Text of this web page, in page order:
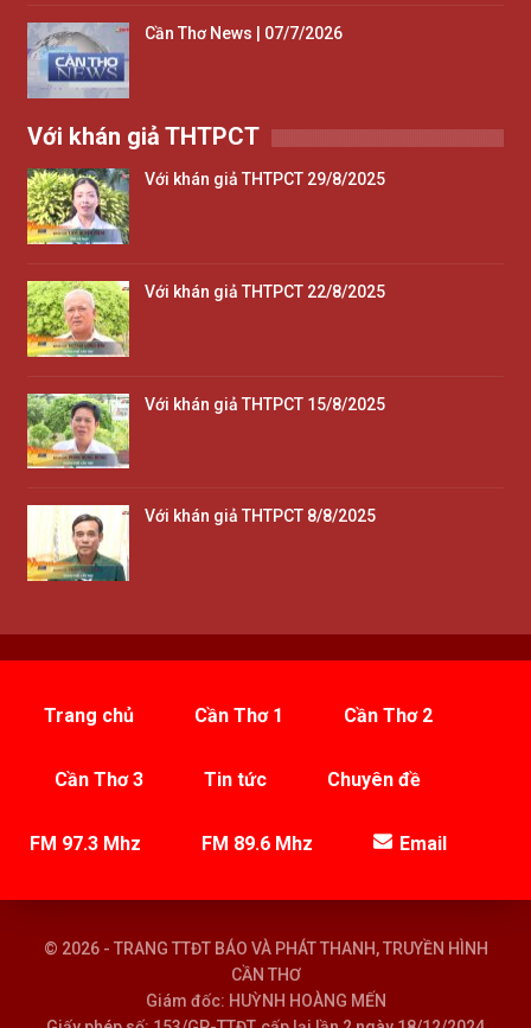
Cần Thơ News | 07/7/2026
Với khán giả THTPCT
Với khán giả THTPCT 29/8/2025
Với khán giả THTPCT 22/8/2025
Với khán giả THTPCT 15/8/2025
Với khán giả THTPCT 8/8/2025
Trang chủ Cần Thơ 1 Cần Thơ 2
Cần Thơ 3 Tin tức Chuyên đề
FM 97.3 Mhz FM 89.6 Mhz Email
© 2026 - TRANG TTĐT BÁO VÀ PHÁT THANH, TRUYỀN HÌNH
CẦN THƠ
Giám đốc: HUỲNH HOÀNG MẾN